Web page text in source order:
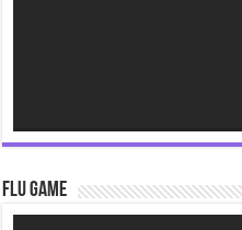
Flu Game